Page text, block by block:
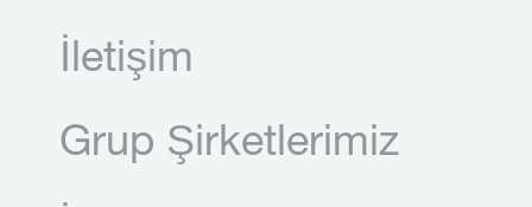
İletişim
Grup Şirketlerimiz